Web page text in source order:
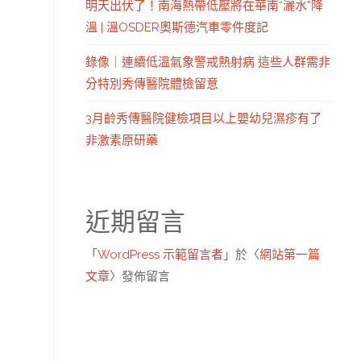
明天出伏了！南海熱帶低壓將在華南“灑水”降
溫 | 溫OSDER奧斯德汽車零件度記
錄像｜連續低溫氣象警戒熱射病 這些人群需非
分特別秀傳醫院體檢留意
3月齡秀傳醫院健檢項目以上嬰幼兒濕疹有了
非激素原研藥
近期留言
「 WordPress 示範留言者 」於〈網站第一篇
文章〉發佈留言